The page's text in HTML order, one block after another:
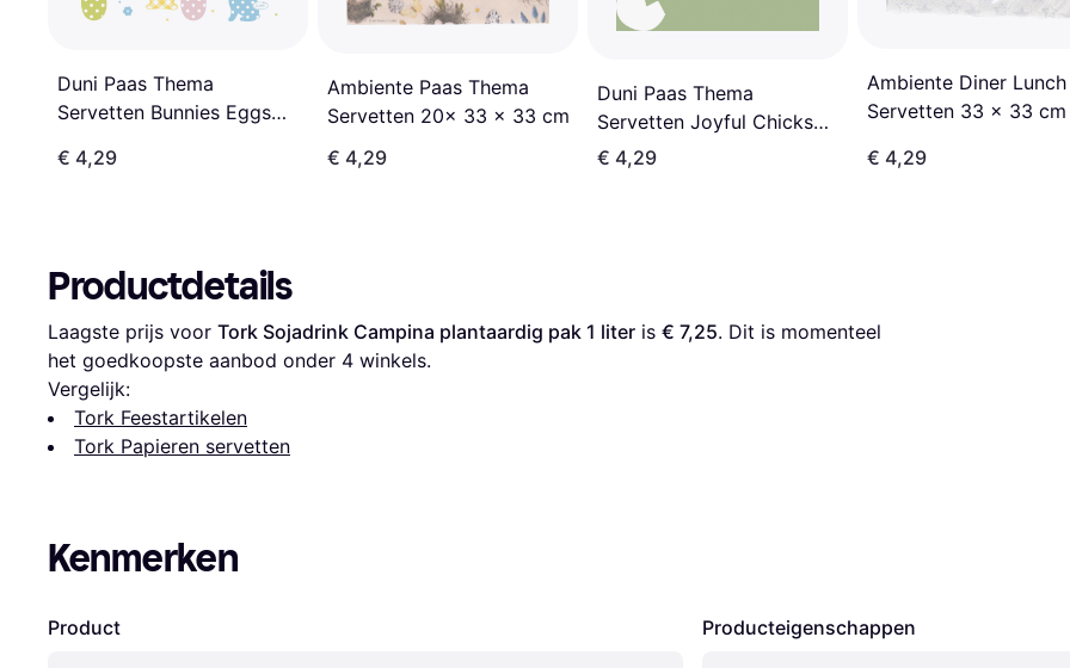
Duni Paas Thema
Servetten Bunnies Eggs
€ 4,29
Ambiente Paas Thema
Servetten 20x 33 x 33 cm
€ 4,29
Duni Paas Thema
Servetten Joyful Chicks
20x 33 x 33 cm
€ 4,29
Ambiente Diner Lunch
Servetten 33 x 33 cm
€ 4,29
Productdetails
Laagste prijs voor Tork Sojadrink Campina plantaardig pak 1 liter is € 7,25. Dit is momenteel
het goedkoopste aanbod onder 4 winkels.
Vergelijk:
Tork Feestartikelen
Tork Papieren servetten
Kenmerken
Product Producteigenschappen